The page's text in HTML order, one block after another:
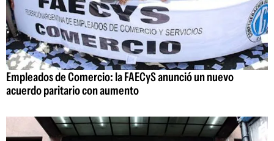
Empleados de Comercio: la FAECyS anunció un nuevo
acuerdo paritario con aumento